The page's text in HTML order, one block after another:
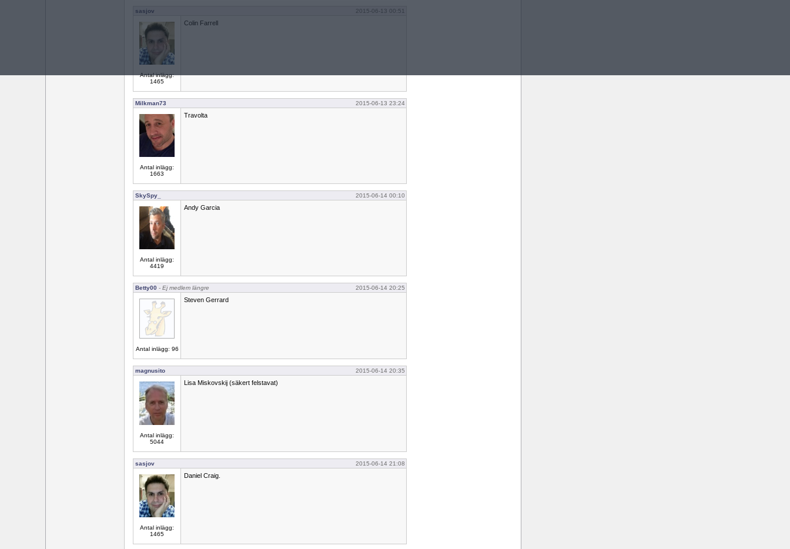
sasjov 2015-06-13 00:51
Antal inlägg:
1465
Colin Farrell
Milkman73 2015-06-13 23:24
Antal inlägg:
1663
Travolta
SkySpy_ 2015-06-14 00:10
Antal inlägg:
4419
Andy Garcia
Betty00 - Ej medlem längre 2015-06-14 20:25
Antal inlägg: 96
Steven Gerrard
magnusito 2015-06-14 20:35
Antal inlägg:
5044
Lisa Miskovskij (säkert felstavat)
sasjov 2015-06-14 21:08
Antal inlägg:
1465
Daniel Craig.